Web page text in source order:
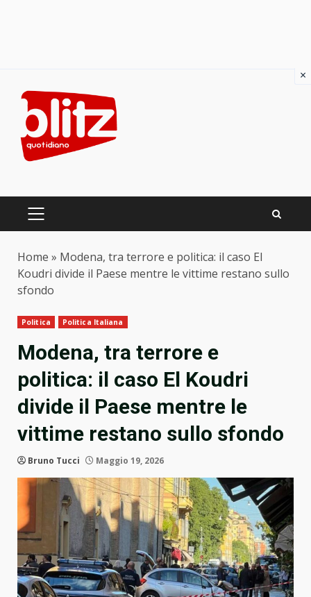
content
PRIMARY
Home » Modena, tra terrore e politica: il caso El
Koudri divide il Paese mentre le vittime restano sullo
sfondo
Politica Politica Italiana
Modena, tra terrore e
politica: il caso El Koudri
divide il Paese mentre le
vittime restano sullo sfondo
Bruno Tucci Maggio 19, 2026
×